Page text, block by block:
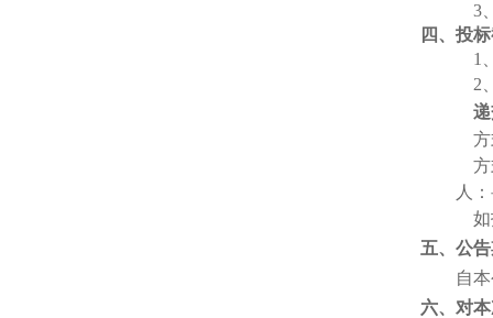
3
四、 投
1
2
人
五、公
自
六、对